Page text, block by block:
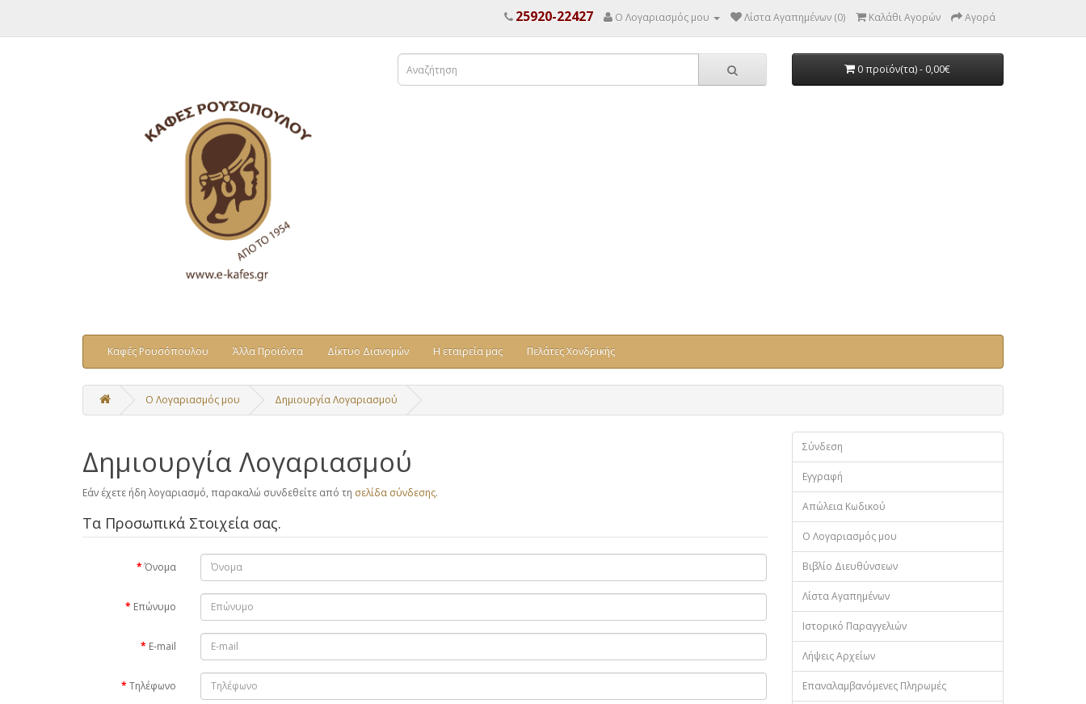
25920-22427 Ο Λογαριασμός μου Λίστα Αγαπημένων (0) Καλάθι Αγορών Αγορά
0 προϊόν(τα) - 0,00€
Καφές Ρουσόπουλου Άλλα Προϊόντα Δίκτυο Διανομών Η εταιρεία μας Πελάτες Χονδρικής
O Λογαριασμός μου Δημιουργία Λογαριασμού
Δημιουργία Λογαριασμού
Εάν έχετε ήδη λογαριασμό, παρακαλώ συνδεθείτε από τη σελίδα σύνδεσης.
Τα Προσωπικά Στοιχεία σας.
Όνομα
Επώνυμο
E-mail
Τηλέφωνο
Σύνδεση
Εγγραφή
Απώλεια Κωδικού
Ο Λογαριασμός μου
Βιβλίο Διευθύνσεων
Λίστα Αγαπημένων
Ιστορικό Παραγγελιών
Λήψεις Αρχείων
Επαναλαμβανόμενες Πληρωμές